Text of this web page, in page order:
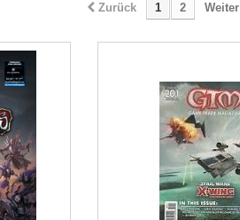
Zurück 1 2 Weiter